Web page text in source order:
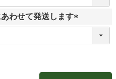
わせて発送します
必